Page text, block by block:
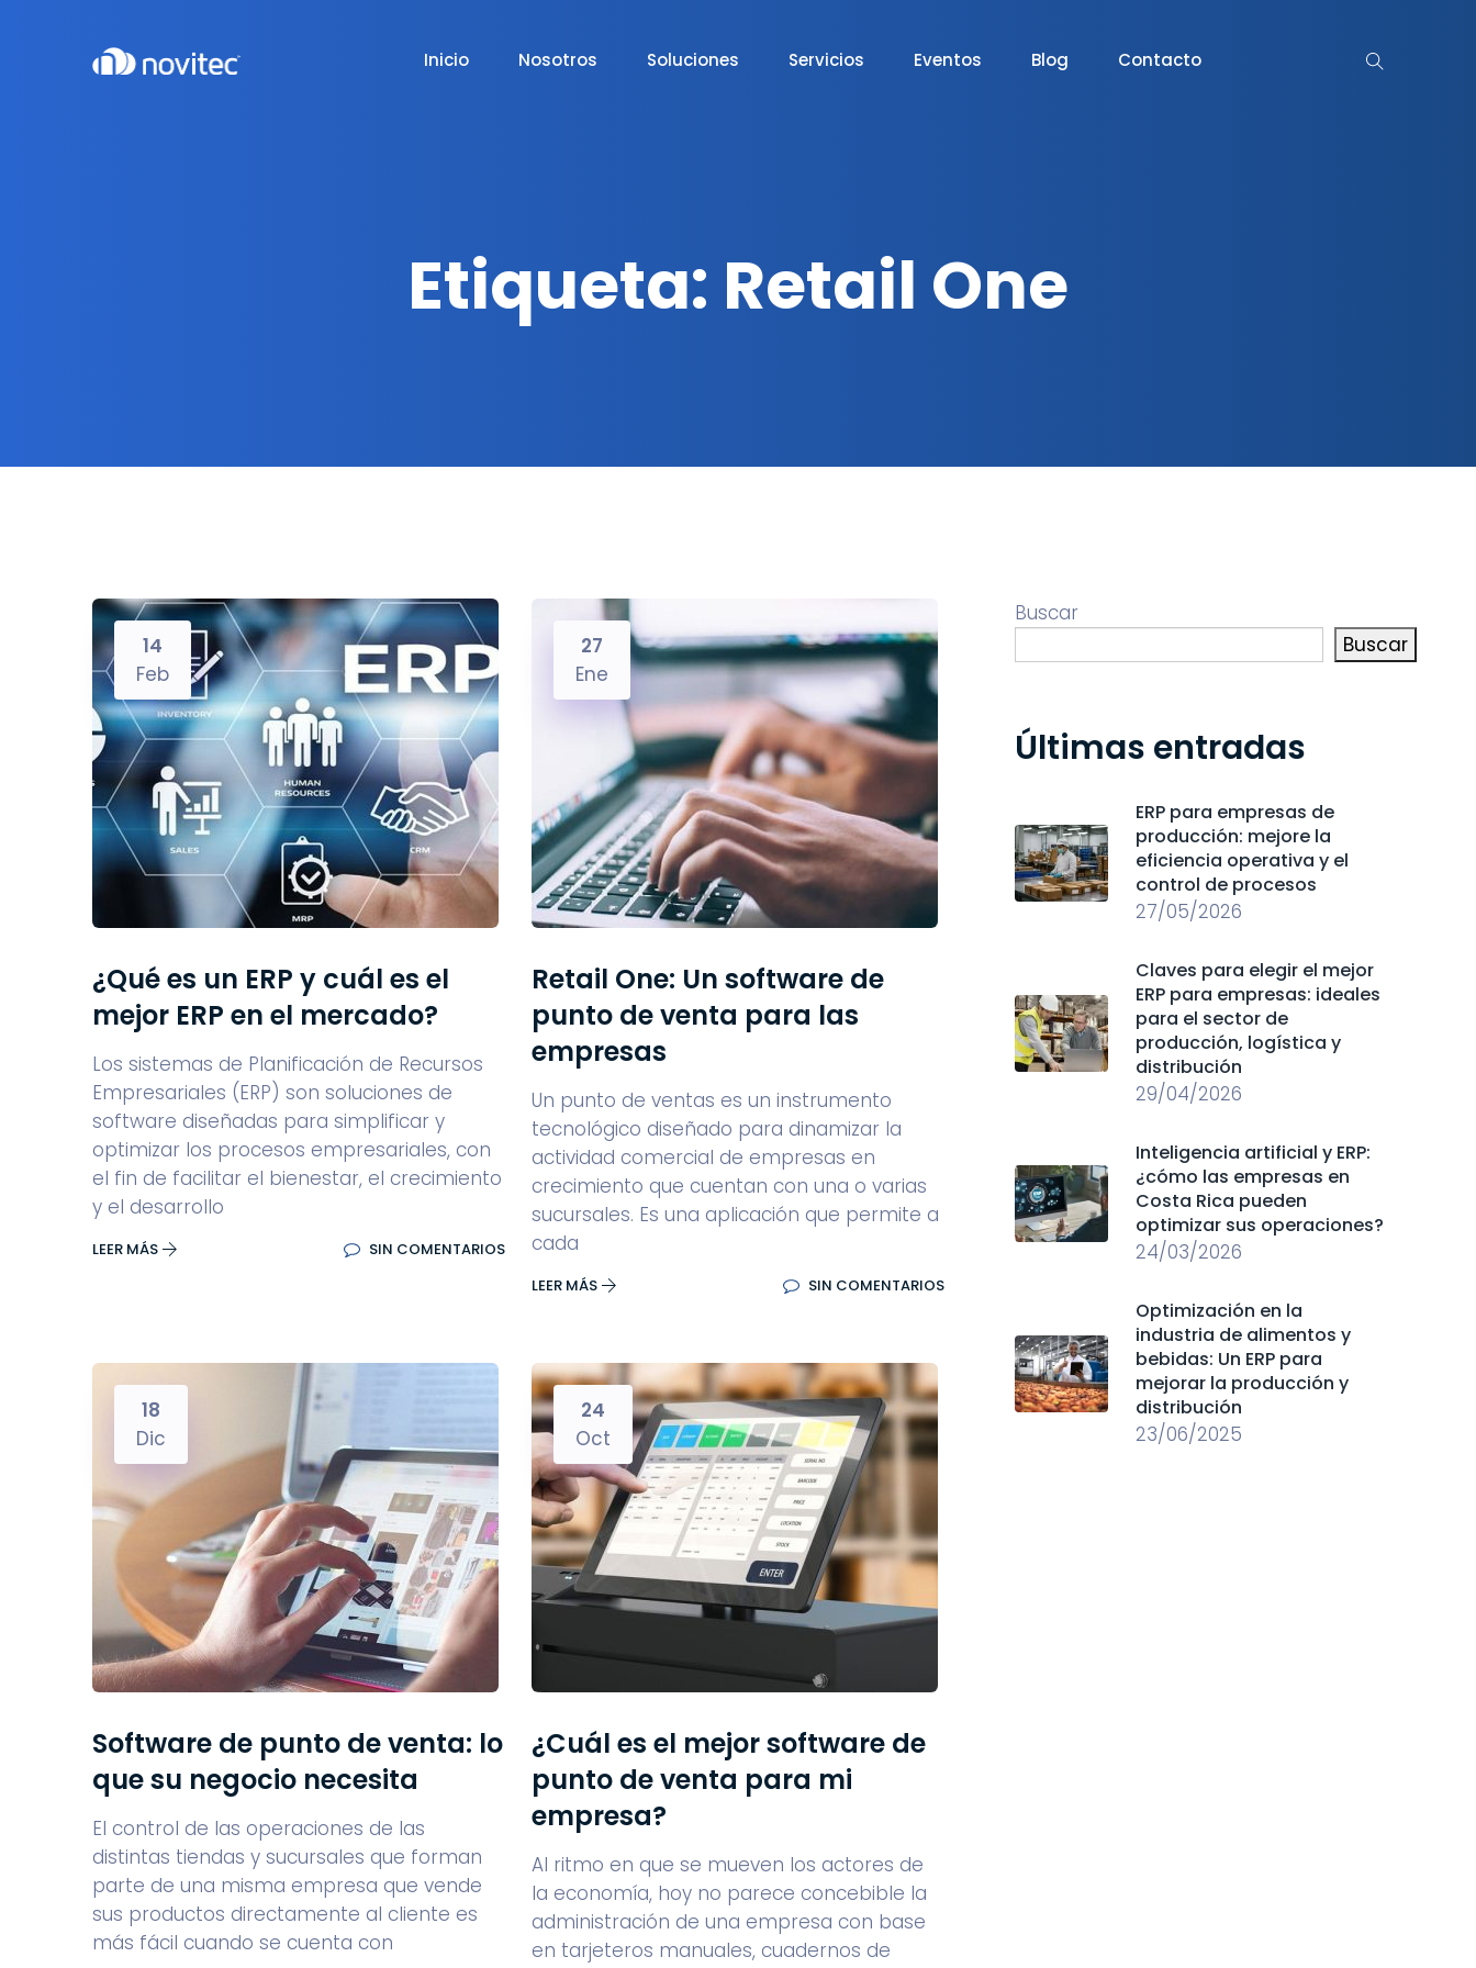
Inicio Nosotros Soluciones Servicios Eventos Blog Contacto
Etiqueta: Retail One
14
Feb
¿Qué es un ERP y cuál es el
mejor ERP en el mercado?
Los sistemas de Planificación de Recursos
Empresariales (ERP) son soluciones de
software diseñadas para simplificar y
optimizar los procesos empresariales, con
el fin de facilitar el bienestar, el crecimiento
y el desarrollo
LEER MÁS SIN COMENTARIOS
27
Ene
Retail One: Un software de
punto de venta para las
empresas
Un punto de ventas es un instrumento
tecnológico diseñado para dinamizar la
actividad comercial de empresas en
crecimiento que cuentan con una o varias
sucursales. Es una aplicación que permite a
cada
LEER MÁS SIN COMENTARIOS
18
Dic
Software de punto de venta: lo
que su negocio necesita
El control de las operaciones de las
distintas tiendas y sucursales que forman
parte de una misma empresa que vende
sus productos directamente al cliente es
más fácil cuando se cuenta con
24
Oct
¿Cuál es el mejor software de
punto de venta para mi
empresa?
Al ritmo en que se mueven los actores de
la economía, hoy no parece concebible la
administración de una empresa con base
en tarjeteros manuales, cuadernos de
Buscar
Buscar
Últimas entradas
ERP para empresas de
producción: mejore la
eficiencia operativa y el
control de procesos
27/05/2026
Claves para elegir el mejor
ERP para empresas: ideales
para el sector de
producción, logística y
distribución
29/04/2026
Inteligencia artificial y ERP:
¿cómo las empresas en
Costa Rica pueden
optimizar sus operaciones?
24/03/2026
Optimización en la
industria de alimentos y
bebidas: Un ERP para
mejorar la producción y
distribución
23/06/2025